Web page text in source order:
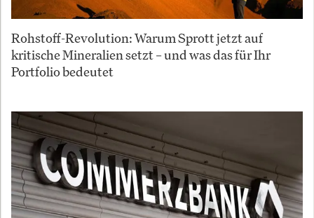
Rohstoff-Revolution: Warum Sprott jetzt auf
kritische Mineralien setzt – und was das für Ihr
Portfolio bedeutet